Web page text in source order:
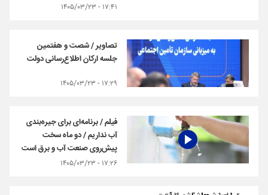
۱۷:۴۱ - ۱۴۰۵/۰۳/۲۳
تصاویر / شصت و هفتمین
جلسه ارکان اطلاع‌رسانی دولت
۱۷:۲۹ - ۱۴۰۵/۰۳/۲۳
فیلم / برنامه‌ای برای جیره‌بندی
آب نداریم / دو ماه سخت
پیش‌روی صنعت آب و برق است
۱۷:۲۶ - ۱۴۰۵/۰۳/۲۳